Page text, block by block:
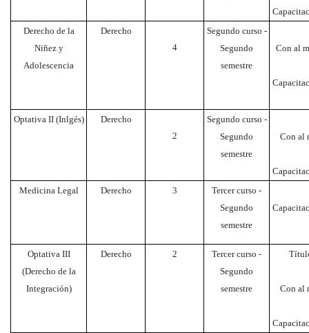
Derecho de la
Niñez y
Adolescencia
Derecho
4
Segundo curso -
Segundo
semestre
Con al
Optativa II (Inlgés)
Derecho
2
Segundo curso -
Segundo
semestre
Con al
Medicina Legal
Derecho 3
Tercer curso -
Segundo
semestre
Optativa III
(Derecho de la
Integración)
Derecho 2
Tercer curso -
Segundo
semestre
Con al